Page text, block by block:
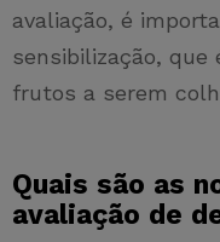
avaliação, é
sensibilização, que
frutos a serem
Quais são as
avaliação de